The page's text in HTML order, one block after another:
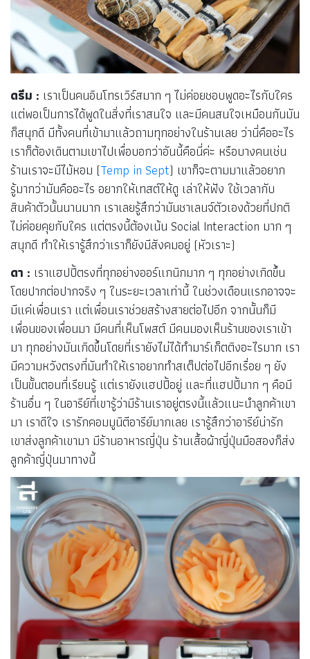
ดรีม : เราเป็นคนอินโทรเวิร์สมาก ๆ ไม่ค่อยชอบพูดอะไรกับใคร
แต่พอเป็นการได้พูดในสิ่งที่เราสนใจ และมีคนสนใจเหมือนกันมัน
ก็สนุกดี มีทั้งคนที่เข้ามาแล้วถามทุกอย่างในร้านเลย ว่านี่คืออะไร
เราก็ต้องเดินตามเขาไปเพื่อบอกว่าอันนี้คือนี่ค่ะ หรือบางคนเช่น
ร้านเราจะมีไม้หอม (Temp in Sept) เขาก็จะตามมาแล้วอยาก
รู้มากว่ามันคืออะไร อยากให้เทสต์ให้ดู เล่าให้ฟัง ใช้เวลากับ
สินค้าตัวนั้นนานมาก เราเลยรู้สึกว่ามันชาเลนจ์ตัวเองด้วยที่ปกติ
ไม่ค่อยคุยกับใคร แต่ตรงนี้ต้องเน้น Social Interaction มาก ๆ
สนุกดี ทำให้เรารู้สึกว่าเราก็ยังมีสังคมอยู่ (หัวเราะ)
ดา : เราแฮปปี้ตรงที่ทุกอย่างออร์แกนิกมาก ๆ ทุกอย่างเกิดขึ้น
โดยปากต่อปากจริง ๆ ในระยะเวลาเท่านี้ ในช่วงเดือนแรกอาจจะ
มีแค่เพื่อนเรา แต่เพื่อนเราช่วยสร้างสายต่อไปอีก จากนั้นก็มี
เพื่อนของเพื่อนมา มีคนที่เห็นโพสต์ มีคนมองเห็นร้านของเราเข้า
มา ทุกอย่างมันเกิดขึ้นโดยที่เรายังไม่ได้ทำมาร์เก็ตติงอะไรมาก เรา
มีความหวังตรงที่มันทำให้เราอยากทำสเต็ปต่อไปอีกเรื่อย ๆ ยัง
เป็นขั้นตอนที่เรียนรู้ แต่เรายังแฮปปี้อยู่ และที่แฮปปี้มาก ๆ คือมี
ร้านอื่น ๆ ในอารีย์ที่เขารู้ว่ามีร้านเราอยู่ตรงนี้แล้วแนะนำลูกค้าเขา
มา เราดีใจ เรารักคอมมูนิตีอารีย์มากเลย เรารู้สึกว่าอารีย์น่ารัก
เขาส่งลูกค้าเขามา มีร้านอาหารญี่ปุ่น ร้านเสื้อผ้าญี่ปุ่นมือสองก็ส่ง
ลูกค้าญี่ปุ่นมาทางนี้